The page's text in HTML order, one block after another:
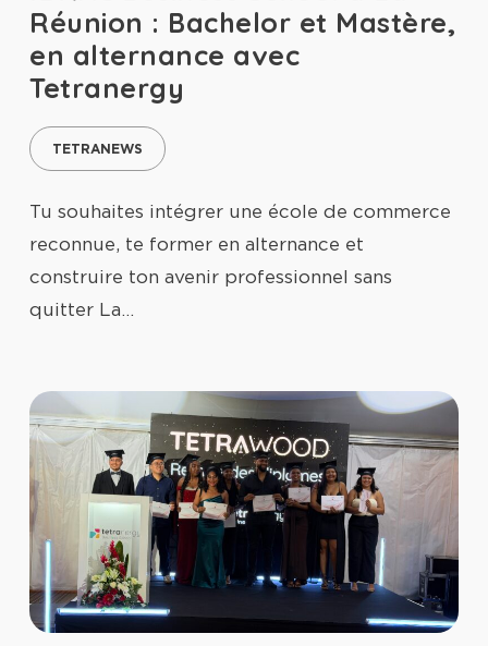
Réunion : Bachelor et Mastère,
en alternance avec
Tetranergy
TETRANEWS
Tu souhaites intégrer une école de commerce
reconnue, te former en alternance et
construire ton avenir professionnel sans
quitter La…